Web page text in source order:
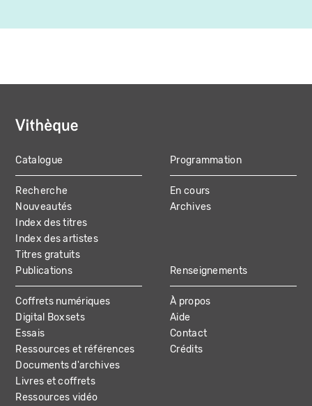
MAIN
NAVIGATION
Catalogue
Recherche
Nouveautés
Index des titres
Index des artistes
Titres gratuits
Programmation
En cours
Archives
Publications
Coffrets numériques
Digital Boxsets
Essais
Ressources et références
Documents d'archives
Livres et coffrets
Ressources vidéo
Renseignements
À propos
Aide
Contact
Crédits